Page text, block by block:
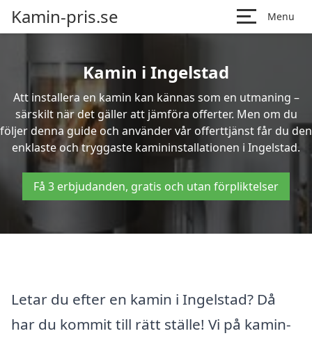
Kamin-pris.se Menu
Kamin i Ingelstad
Att installera en kamin kan kännas som en utmaning –
särskilt när det gäller att jämföra offerter. Men om du
följer denna guide och använder vår offerttjänst får du den
enklaste och tryggaste kamininstallationen i Ingelstad.
Få 3 erbjudanden, gratis och utan förpliktelser
Letar du efter en kamin i Ingelstad? Då
har du kommit till rätt ställe! Vi på kamin-